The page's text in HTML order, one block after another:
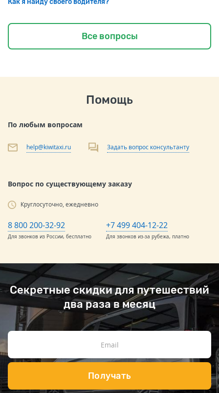
Как я найду своего водителя?
Все вопросы
Помощь
По любым вопросам
help@kiwitaxi.ru Задать вопрос консультанту
Вопрос по существующему заказу
Круглосуточно, ежедневно
8 800 200-32-92
Для звонков из России, бесплатно
+7 499 404-12-22
Для звонков из-за рубежа, платно
Секретные скидки для путешествий
два раза в месяц
Получать